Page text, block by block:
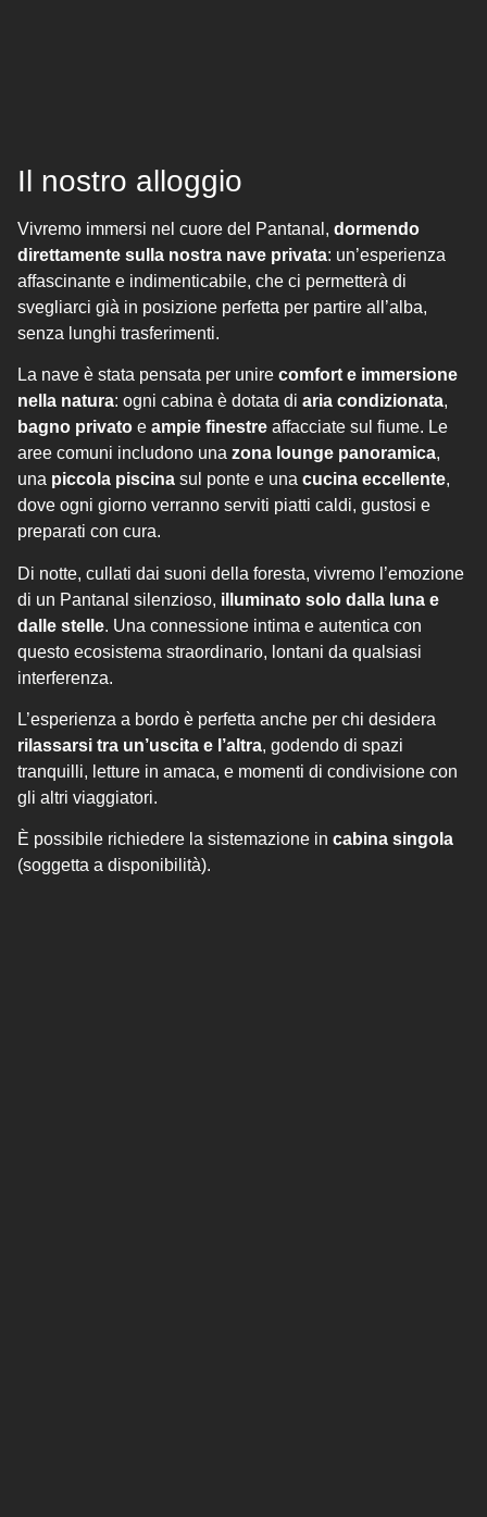
Il nostro alloggio
Vivremo immersi nel cuore del Pantanal, dormendo
direttamente sulla nostra nave privata: un’esperienza
affascinante e indimenticabile, che ci permetterà di
svegliarci già in posizione perfetta per partire all’alba,
senza lunghi trasferimenti.
La nave è stata pensata per unire comfort e immersione
nella natura: ogni cabina è dotata di aria condizionata,
bagno privato e ampie finestre affacciate sul fiume. Le
aree comuni includono una zona lounge panoramica,
una piccola piscina sul ponte e una cucina eccellente,
dove ogni giorno verranno serviti piatti caldi, gustosi e
preparati con cura.
Di notte, cullati dai suoni della foresta, vivremo l’emozione
di un Pantanal silenzioso, illuminato solo dalla luna e
dalle stelle. Una connessione intima e autentica con
questo ecosistema straordinario, lontani da qualsiasi
interferenza.
L’esperienza a bordo è perfetta anche per chi desidera
rilassarsi tra un’uscita e l’altra, godendo di spazi
tranquilli, letture in amaca, e momenti di condivisione con
gli altri viaggiatori.
È possibile richiedere la sistemazione in cabina singola
(soggetta a disponibilità).